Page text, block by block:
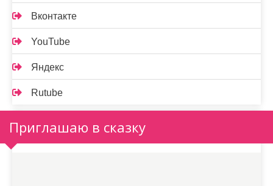
Вконтакте
YouTube
Яндекс
Rutube
Приглашаю в сказку